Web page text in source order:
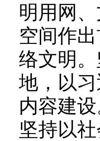
明用网
空间作
络文明
地，以
内容建
坚持以